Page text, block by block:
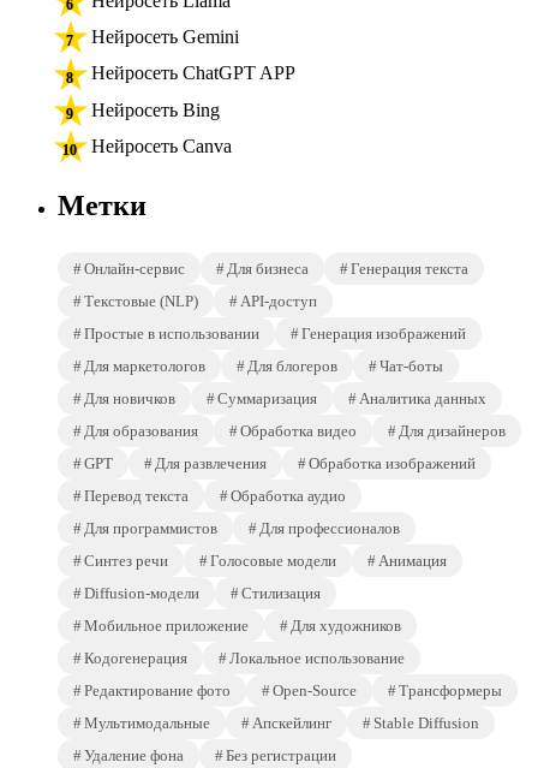
Нейросеть Gemini
Нейросеть ChatGPT APP
Нейросеть Bing
Нейросеть Canva
Метки
Онлайн-сервис Для бизнеса
Генерация текста
Текстовые (NLP)
API-доступ
Простые в использовании
Генерация изображений
Для маркетологов
Для блогеров
Чат-боты
Для новичков
Суммаризация
Аналитика данных
Для образования
Обработка видео
Для дизайнеров
GPT
Для развлечения
Обработка изображений
Перевод текста
Обработка аудио
Для программистов
Для профессионалов
Синтез речи
Голосовые модели
Анимация
Diffusion-модели
Стилизация
Мобильное приложение
Для художников
Кодогенерация
Локальное использование
Редактирование фото
Open-Source
Трансформеры
Мультимодальные
Апскейлинг
Stable Diffusion
Удаление фона
Без регистрации